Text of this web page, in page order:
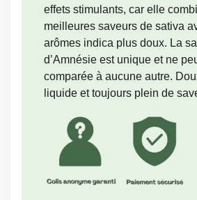
effets stimulants, car elle
meilleures saveurs de sativa
arômes indica plus doux. La
d’Amnésie est unique et ne
comparée à aucune autre.
liquide et toujours plein de